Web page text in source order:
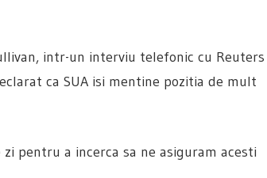
intr-un interviu telefonic cu Reuters
ca SUA isi mentine pozitia de mult
pentru a incerca sa ne asiguram acesti